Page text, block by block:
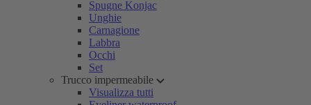
Spugne Konjac
Unghie
Carnagione
Labbra
Occhi
Set
Trucco impermeabile
Visualizza tutti